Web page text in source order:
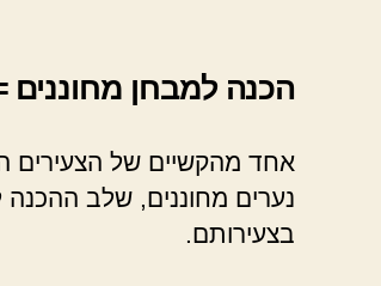
הכנה למבחן
אחד מהקשיים של הצעירים
נערים מחוננים, שלב
בצעירותם.